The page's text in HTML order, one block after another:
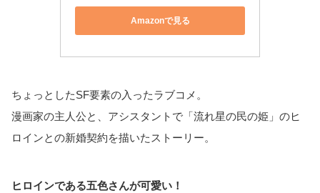
Amazonで見る
ちょっとしたSF要素の入ったラブコメ。
漫画家の主人公と、アシスタントで「流れ星の民の姫」のヒ
ロインとの新婚契約を描いたストーリー。
ヒロインである五色さんが可愛い！